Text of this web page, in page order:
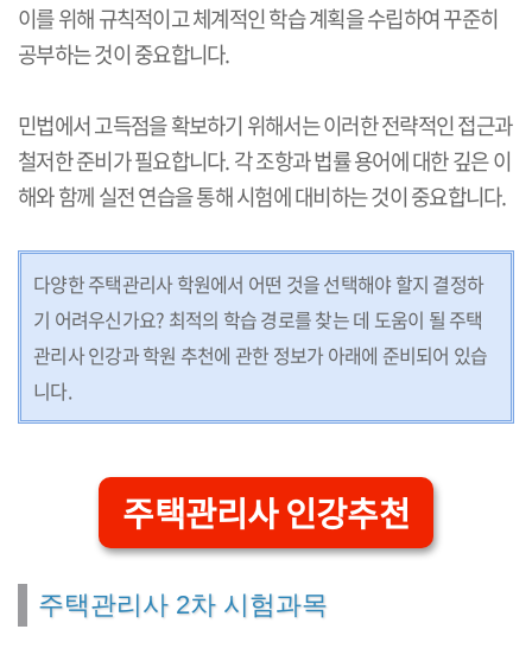
이를 위해 규칙적이고 체계적인 학습 계획을 수립하여 꾸준히
공부하는 것이 중요합니다.
민법에서 고득점을 확보하기 위해서는 이러한 전략적인 접근과
철저한 준비가 필요합니다. 각 조항과 법률 용어에 대한 깊은 이
해와 함께 실전 연습을 통해 시험에 대비하는 것이 중요합니다.
다양한 주택관리사 학원에서 어떤 것을 선택해야 할지 결정하
기 어려우신가요? 최적의 학습 경로를 찾는 데 도움이 될 주택
관리사 인강과 학원 추천에 관한 정보가 아래에 준비되어 있습
니다.
주택관리사 인강추천
주택관리사 2차 시험과목